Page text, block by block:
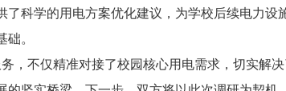
了科学的用电方案优化建议，为学校后续电力
础。
不仅精准对接了校园核心用电需求，切实解